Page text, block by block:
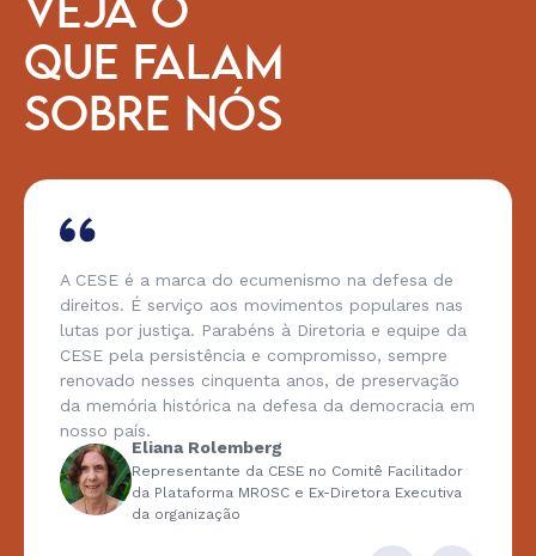
VEJA O
QUE FALAM
SOBRE NÓS
A CESE é a marca do ecumenismo na defesa de
direitos. É serviço aos movimentos populares nas
lutas por justiça. Parabéns à Diretoria e equipe da
CESE pela persistência e compromisso, sempre
renovado nesses cinquenta anos, de preservação
da memória histórica na defesa da democracia em
nosso país.
Eliana Rolemberg
Representante da CESE no Comitê Facilitador
da Plataforma MROSC e Ex-Diretora Executiva
da organização